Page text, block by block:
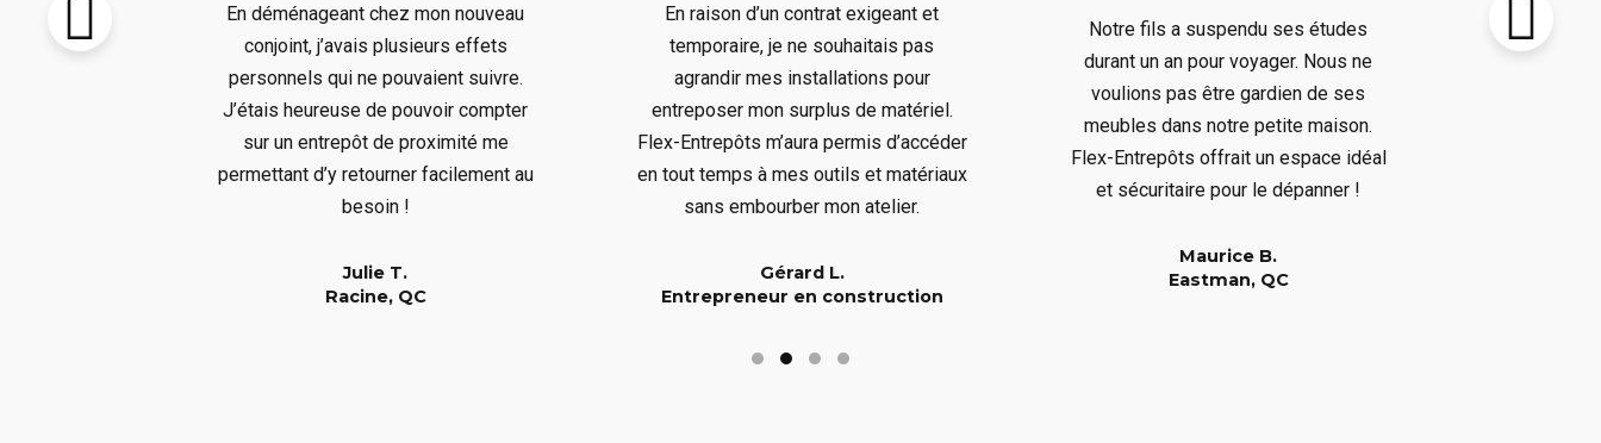
livré avant
En déménageant chez mon nouveau
conjoint, j’avais plusieurs effets
personnels qui ne pouvaient suivre.
J’étais heureuse de pouvoir compter
sur un entrepôt de proximité me
permettant d’y retourner facilement au
besoin !
Julie T.
Racine, QC
En raison d’un contrat exigeant et
temporaire, je ne souhaitais pas
agrandir mes installations pour
entreposer mon surplus de matériel.
Flex-Entrepôts m’aura permis d’accéder
en tout temps à mes outils et matériaux
sans embourber mon atelier.
Gérard L.
Entrepreneur en construction
Notre fils a suspendu ses études
durant un an pour voyager. Nous ne
voulions pas être gardien de ses
meubles dans notre petite maison.
Flex-Entrepôts offrait un espace idéal
et sécuritaire pour le dépanner !
Maurice B.
Eastman, QC
le prochain